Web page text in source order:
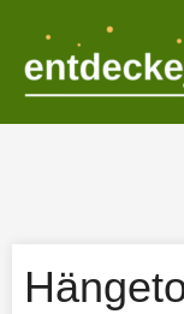
springen